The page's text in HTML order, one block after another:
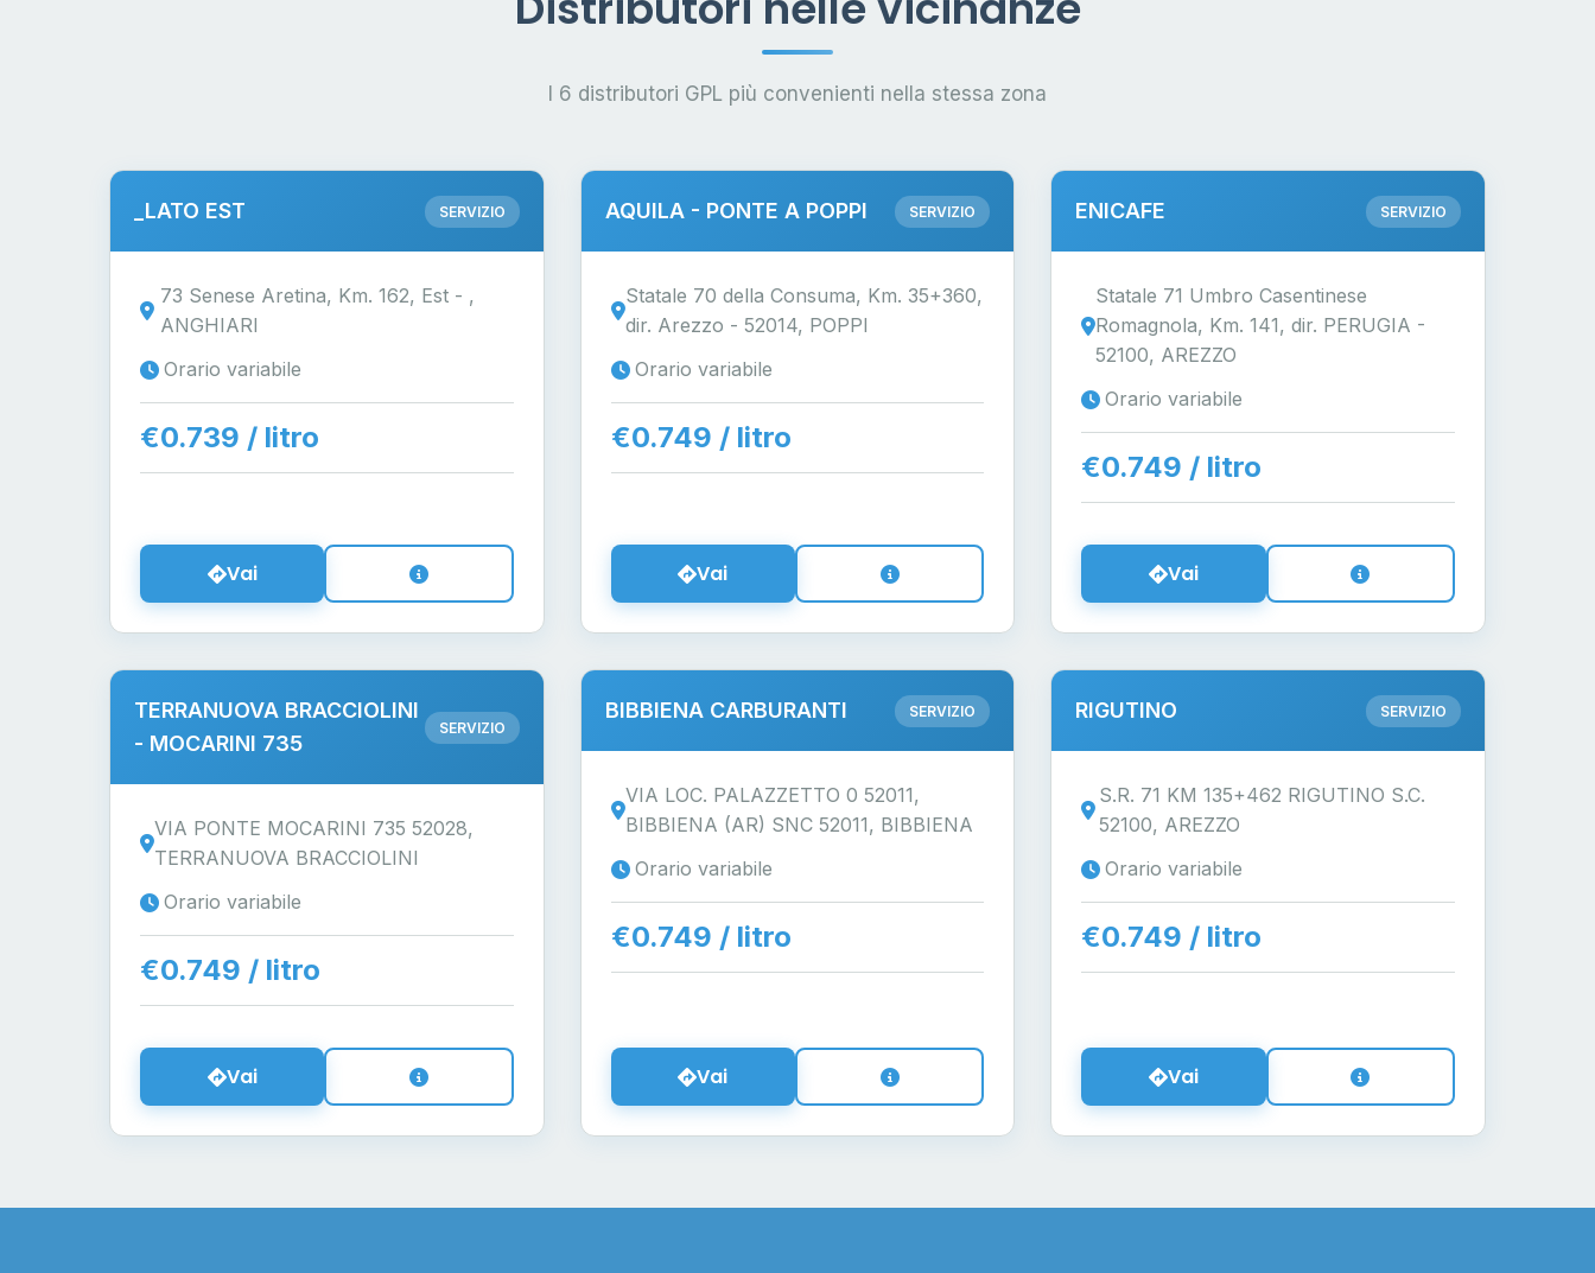
I 6 distributori GPL più convenienti nella stessa zona
_LATO EST SERVIZIO
73 Senese Aretina, Km. 162, Est - ,
ANGHIARI
Orario variabile
€0.739 / litro
Vai
AQUILA - PONTE A POPPI SERVIZIO
Statale 70 della Consuma, Km. 35+360,
dir. Arezzo - 52014, POPPI
Orario variabile
€0.749 / litro
Vai
ENICAFE SERVIZIO
Statale 71 Umbro Casentinese
Romagnola, Km. 141, dir. PERUGIA -
52100, AREZZO
Orario variabile
€0.749 / litro
Vai
TERRANUOVA BRACCIOLINI
- MOCARINI 735
SERVIZIO
VIA PONTE MOCARINI 735 52028,
TERRANUOVA BRACCIOLINI
Orario variabile
€0.749 / litro
Vai
BIBBIENA CARBURANTI SERVIZIO
VIA LOC. PALAZZETTO 0 52011,
BIBBIENA (AR) SNC 52011, BIBBIENA
Orario variabile
€0.749 / litro
Vai
RIGUTINO SERVIZIO
S.R. 71 KM 135+462 RIGUTINO S.C.
52100, AREZZO
Orario variabile
€0.749 / litro
Vai